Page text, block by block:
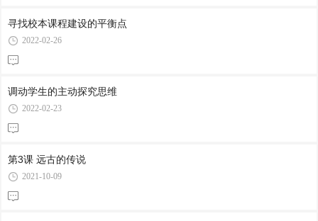
寻找校本课程建设的平衡点
2022-02-26
调动学生的主动探究思维
2022-02-23
第3课 远古的传说
2021-10-09